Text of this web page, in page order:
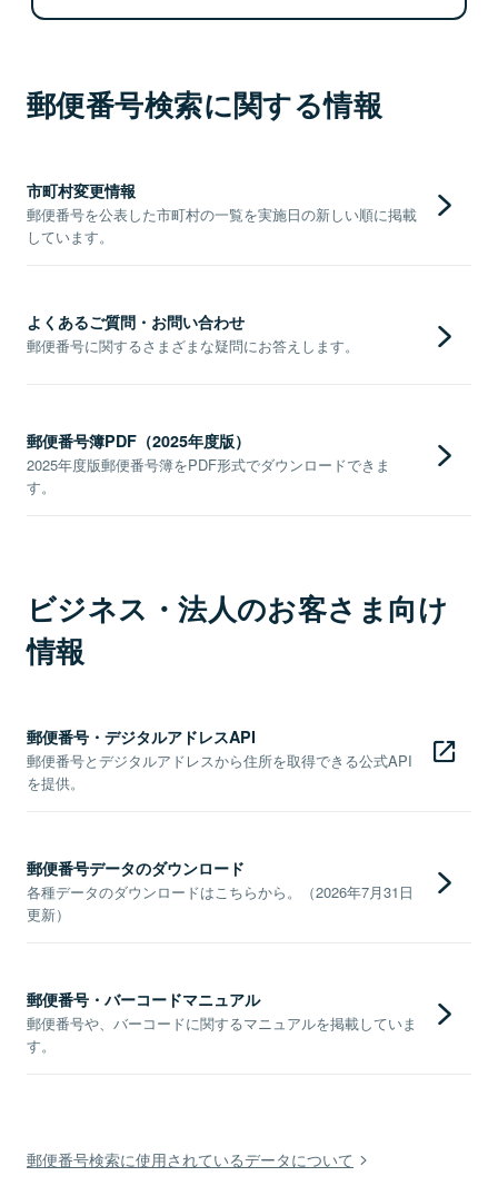
郵便番号検索に関する情報
市町村変更情報
郵便番号を公表した市町村の一覧を実施日の新しい順に掲載
しています。
よくあるご質問・お問い合わせ
郵便番号に関するさまざまな疑問にお答えします。
郵便番号簿PDF（2025年度版）
2025年度版郵便番号簿をPDF形式でダウンロードできま
す。
ビジネス・法人のお客さま向け
情報
郵便番号・デジタルアドレスAPI
郵便番号とデジタルアドレスから住所を取得できる公式API
を提供。
郵便番号データのダウンロード
各種データのダウンロードはこちらから。（2026年7月31日
更新）
郵便番号・バーコードマニュアル
郵便番号や、バーコードに関するマニュアルを掲載していま
す。
郵便番号検索に使用されているデータについて